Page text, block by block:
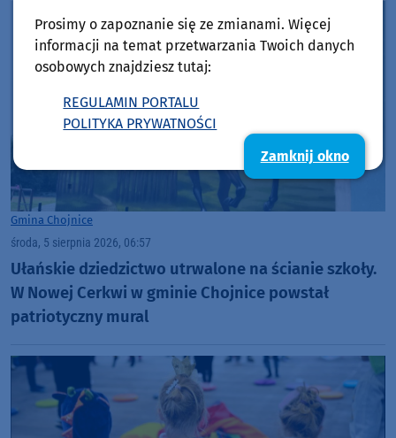
Gmina Chojnice
środa, 5 sierpnia 2026, 06:57
Ułańskie dziedzictwo utrwalone na ścianie szkoły.
W Nowej Cerkwi w gminie Chojnice powstał
patriotyczny mural
Prosimy o zapoznanie się ze zmianami. Więcej
informacji na temat przetwarzania Twoich danych
osobowych znajdziesz tutaj:
REGULAMIN PORTALU
POLITYKA PRYWATNOŚCI
Zamknij okno